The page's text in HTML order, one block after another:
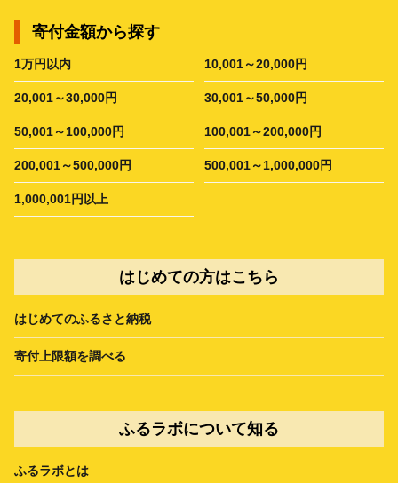
寄付金額から探す
1万円以内 10,001～20,000円
20,001～30,000円 30,001～50,000円
50,001～100,000円 100,001～200,000円
200,001～500,000円 500,001～1,000,000円
1,000,001円以上
はじめての方はこちら
はじめてのふるさと納税
寄付上限額を調べる
ふるラボについて知る
ふるラボとは